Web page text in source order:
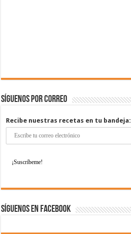
Síguenos por correo
Recibe nuestras recetas en tu bandeja:
Síguenos en Facebook